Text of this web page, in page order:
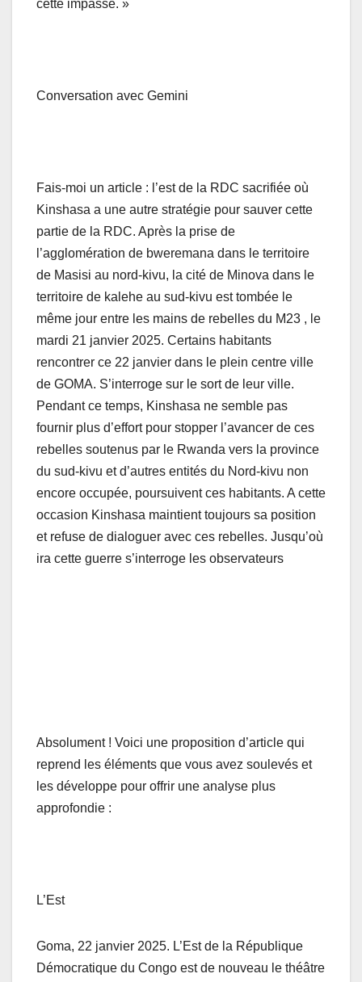
cette impasse. »
Conversation avec Gemini
Fais-moi un article : l’est de la RDC sacrifiée où
Kinshasa a une autre stratégie pour sauver cette
partie de la RDC. Après la prise de
l’agglomération de bweremana dans le territoire
de Masisi au nord-kivu, la cité de Minova dans le
territoire de kalehe au sud-kivu est tombée le
même jour entre les mains de rebelles du M23 , le
mardi 21 janvier 2025. Certains habitants
rencontrer ce 22 janvier dans le plein centre ville
de GOMA. S’interroge sur le sort de leur ville.
Pendant ce temps, Kinshasa ne semble pas
fournir plus d’effort pour stopper l’avancer de ces
rebelles soutenus par le Rwanda vers la province
du sud-kivu et d’autres entités du Nord-kivu non
encore occupée, poursuivent ces habitants. A cette
occasion Kinshasa maintient toujours sa position
et refuse de dialoguer avec ces rebelles. Jusqu’où
ira cette guerre s’interroge les observateurs
Absolument ! Voici une proposition d’article qui
reprend les éléments que vous avez soulevés et
les développe pour offrir une analyse plus
approfondie :
L’Est
Goma, 22 janvier 2025. L’Est de la République
Démocratique du Congo est de nouveau le théâtre